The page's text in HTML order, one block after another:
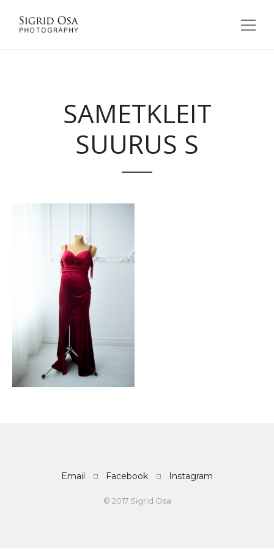
SAMETKLEIT
SUURUS S
Email Facebook Instagram
© 2017 Sigrid Osa